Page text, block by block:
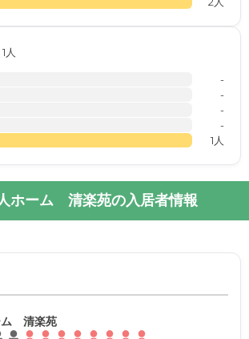
人
-
-
-
-
1人
ホーム 清楽苑の入居者情報
ム 清楽苑